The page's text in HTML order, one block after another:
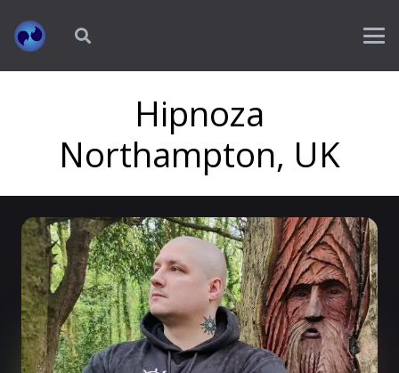
Hipnoza
Northampton, UK